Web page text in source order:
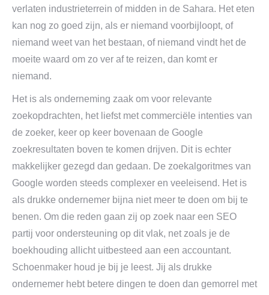
verlaten industrieterrein of midden in de Sahara. Het eten
kan nog zo goed zijn, als er niemand voorbijloopt, of
niemand weet van het bestaan, of niemand vindt het de
moeite waard om zo ver af te reizen, dan komt er
niemand.
Het is als onderneming zaak om voor relevante
zoekopdrachten, het liefst met commerciële intenties van
de zoeker, keer op keer bovenaan de Google
zoekresultaten boven te komen drijven. Dit is echter
makkelijker gezegd dan gedaan. De zoekalgoritmes van
Google worden steeds complexer en veeleisend. Het is
als drukke ondernemer bijna niet meer te doen om bij te
benen. Om die reden gaan zij op zoek naar een SEO
partij voor ondersteuning op dit vlak, net zoals je de
boekhouding allicht uitbesteed aan een accountant.
Schoenmaker houd je bij je leest. Jij als drukke
ondernemer hebt betere dingen te doen dan gemorrel met